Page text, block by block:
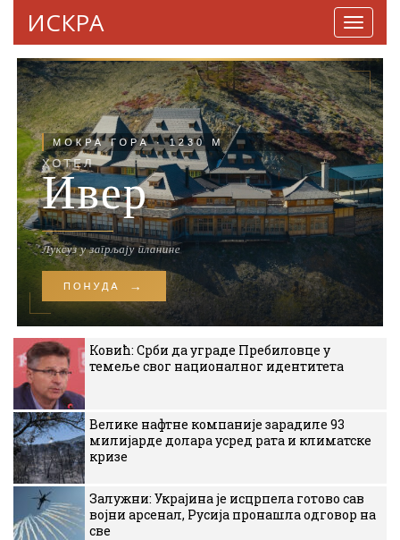
ИСКРА
Ковић: Срби да уграде Пребиловце у
темеље свог националног идентитета
Велике нафтне компаније зарадиле 93
милијарде долара усред рата и климатске
кризе
Залужни: Украјина је исцрпела готово сав
војни арсенал, Русија пронашла одговор на
све